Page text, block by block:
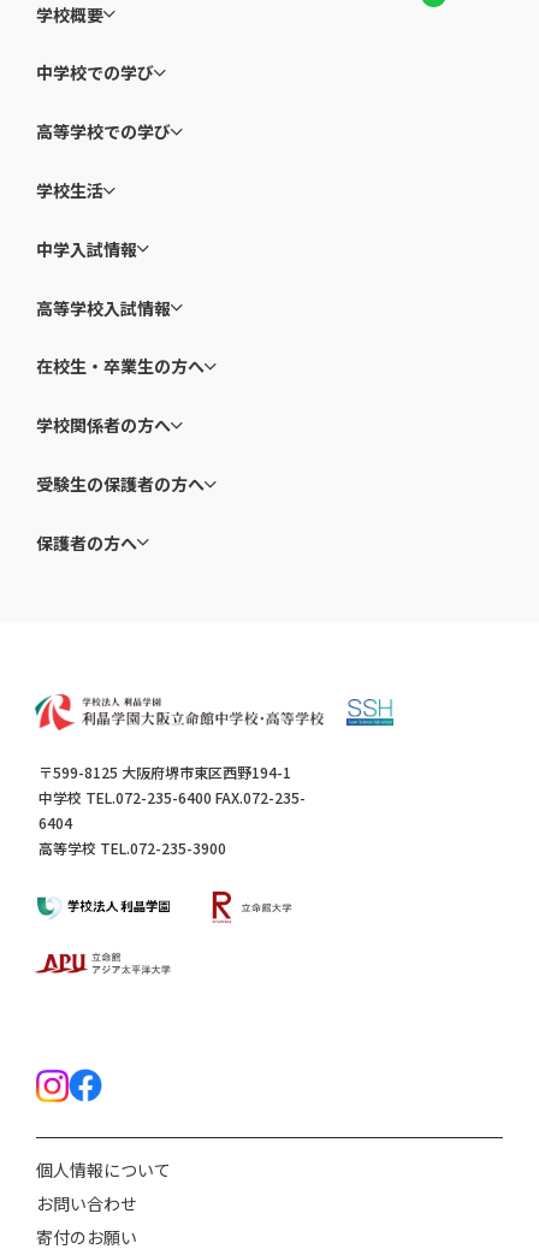
学校概要
中学校での学び
高等学校での学び
学校生活
中学入試情報
高等学校入試情報
在校生・卒業生の方へ
学校関係者の方へ
受験生の保護者の方へ
保護者の方へ
〒599-8125 大阪府堺市東区西野194-1
中学校 TEL.072-235-6400 FAX.072-235-
6404
高等学校 TEL.072-235-3900
個人情報について
お問い合わせ
寄付のお願い